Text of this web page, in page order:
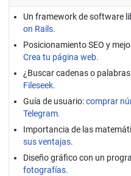
Un framework de software
on Rails.
Posicionamiento SEO y
Crea tu página web.
¿Buscar cadenas o
Fileseek.
Guía de usuario:comprar
Telegram.
Importancia de las
sus ventajas.
Diseño gráfico con un
fotografías.